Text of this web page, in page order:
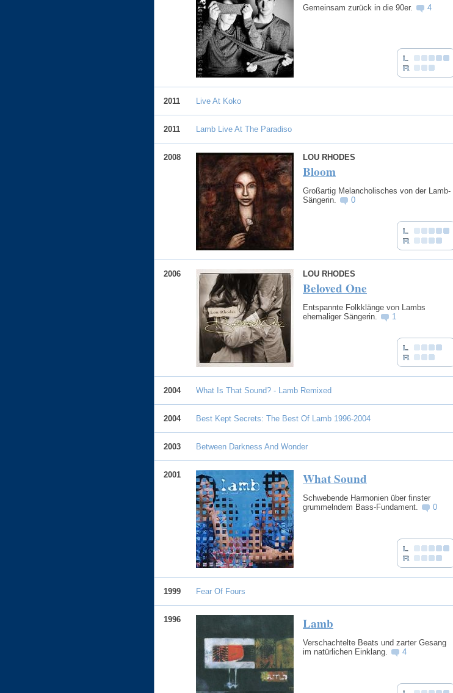
Gemeinsam zurück in die 90er. 4
2011 Live At Koko
2011 Lamb Live At The Paradiso
2008 LOU RHODES
Bloom
Großartig Melancholisches von der Lamb-
Sängerin.
0
2006 LOU RHODES
Beloved One
Entspannte Folkklänge von Lambs
ehemaliger Sängerin.
1
2004 What Is That Sound? - Lamb Remixed
2004 Best Kept Secrets: The Best Of Lamb 1996-2004
2003 Between Darkness And Wonder
2001 What Sound
Schwebende Harmonien über finster
grummelndem Bass-Fundament.
0
1999 Fear Of Fours
1996 Lamb
Verschachtelte Beats und zarter Gesang
im natürlichen Einklang.
4